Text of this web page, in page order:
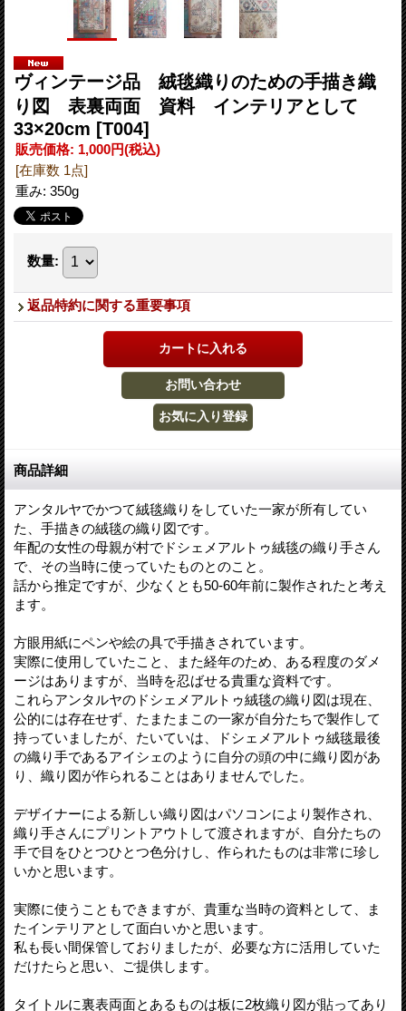
ヴィンテージ品 絨毯織りのための手描き織
り図 表裏両面 資料 インテリアとして
33×20cm [T004]
販売価格: 1,000円(税込)
[在庫数 1点]
重み: 350g
数量:
返品特約に関する重要事項
商品詳細
アンタルヤでかつて絨毯織りをしていた一家が所有してい
た、手描きの絨毯の織り図です。
年配の女性の母親が村でドシェメアルトゥ絨毯の織り手さん
で、その当時に使っていたものとのこと。
話から推定ですが、少なくとも50-60年前に製作されたと考え
ます。
方眼用紙にペンや絵の具で手描きされています。
実際に使用していたこと、また経年のため、ある程度のダメ
ージはありますが、当時を忍ばせる貴重な資料です。
これらアンタルヤのドシェメアルトゥ絨毯の織り図は現在、
公的には存在せず、たまたまこの一家が自分たちで製作して
持っていましたが、たいていは、ドシェメアルトゥ絨毯最後
の織り手であるアイシェのように自分の頭の中に織り図があ
り、織り図が作られることはありませんでした。
デザイナーによる新しい織り図はパソコンにより製作され、
織り手さんにプリントアウトして渡されますが、自分たちの
手で目をひとつひとつ色分けし、作られたものは非常に珍し
いかと思います。
実際に使うこともできますが、貴重な当時の資料として、ま
たインテリアとして面白いかと思います。
私も長い間保管しておりましたが、必要な方に活用していた
だけたらと思い、ご提供します。
タイトルに裏表両面とあるものは板に2枚織り図が貼ってあり